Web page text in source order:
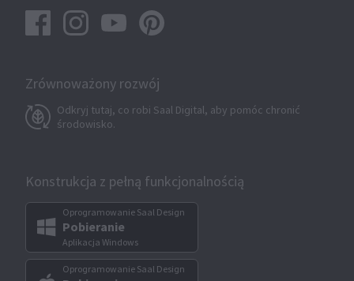
Zrównoważony rozwój
Odkryj tutaj, co robi Saal Digital, aby pomóc chronić
środowisko.
Konstrukcja z pełną funkcjonalnością
Oprogramowanie Saal Design
Pobieranie
Aplikacja Windows
Oprogramowanie Saal Design